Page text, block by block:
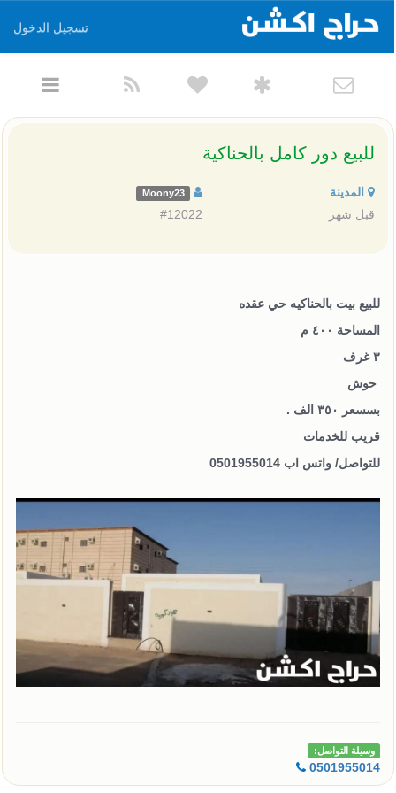
تسجيل الدخول
للبيع دور كامل بالحناكية
المدينة Moony23
قبل شهر #12022
للبيع بيت بالحناكيه حي عقده
المساحة ٤٠٠ م
٣ غرف
حوش
بسسعر ٣٥٠ الف .
قريب للخدمات
للتواصل/ واتس اب 0501955014
وسيلة التواصل:
0501955014